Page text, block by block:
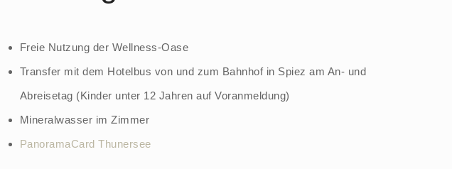
Freie Nutzung der Wellness-Oase
Transfer mit dem Hotelbus von und zum Bahnhof in Spiez am An- und
Abreisetag (Kinder unter 12 Jahren auf Voranmeldung)
Mineralwasser im Zimmer
PanoramaCard Thunersee